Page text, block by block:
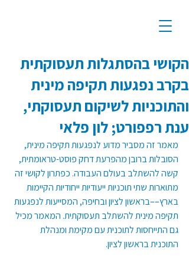
הקושי בהסתגלות תעסוקתית
בקרב נפגעות תקיפה מינית
והתוכניות לשיקום תעסוקתי,
ענת רפפורט; לון פלאי
מאמר זה מסביר מדוע לנפגעות תקיפה מינית,
הסובלות ברובן מהפרעת דחק פוסט-טראומתית,
קשה להשתלב בעולם העבודה. כפתרון לקושי זה
מתוארות שתי תוכניות ייעודיות ייחודיות הקיימות
בארץ––בראשון לציון ובחיפה, המסייעות לנפגעות
תקיפה מינית להשתלב תעסוקתית. המאמר מכיל
גם התייחסות לתוכנית עם מקימת ומנהלת
התוכנית בראשון לציון.